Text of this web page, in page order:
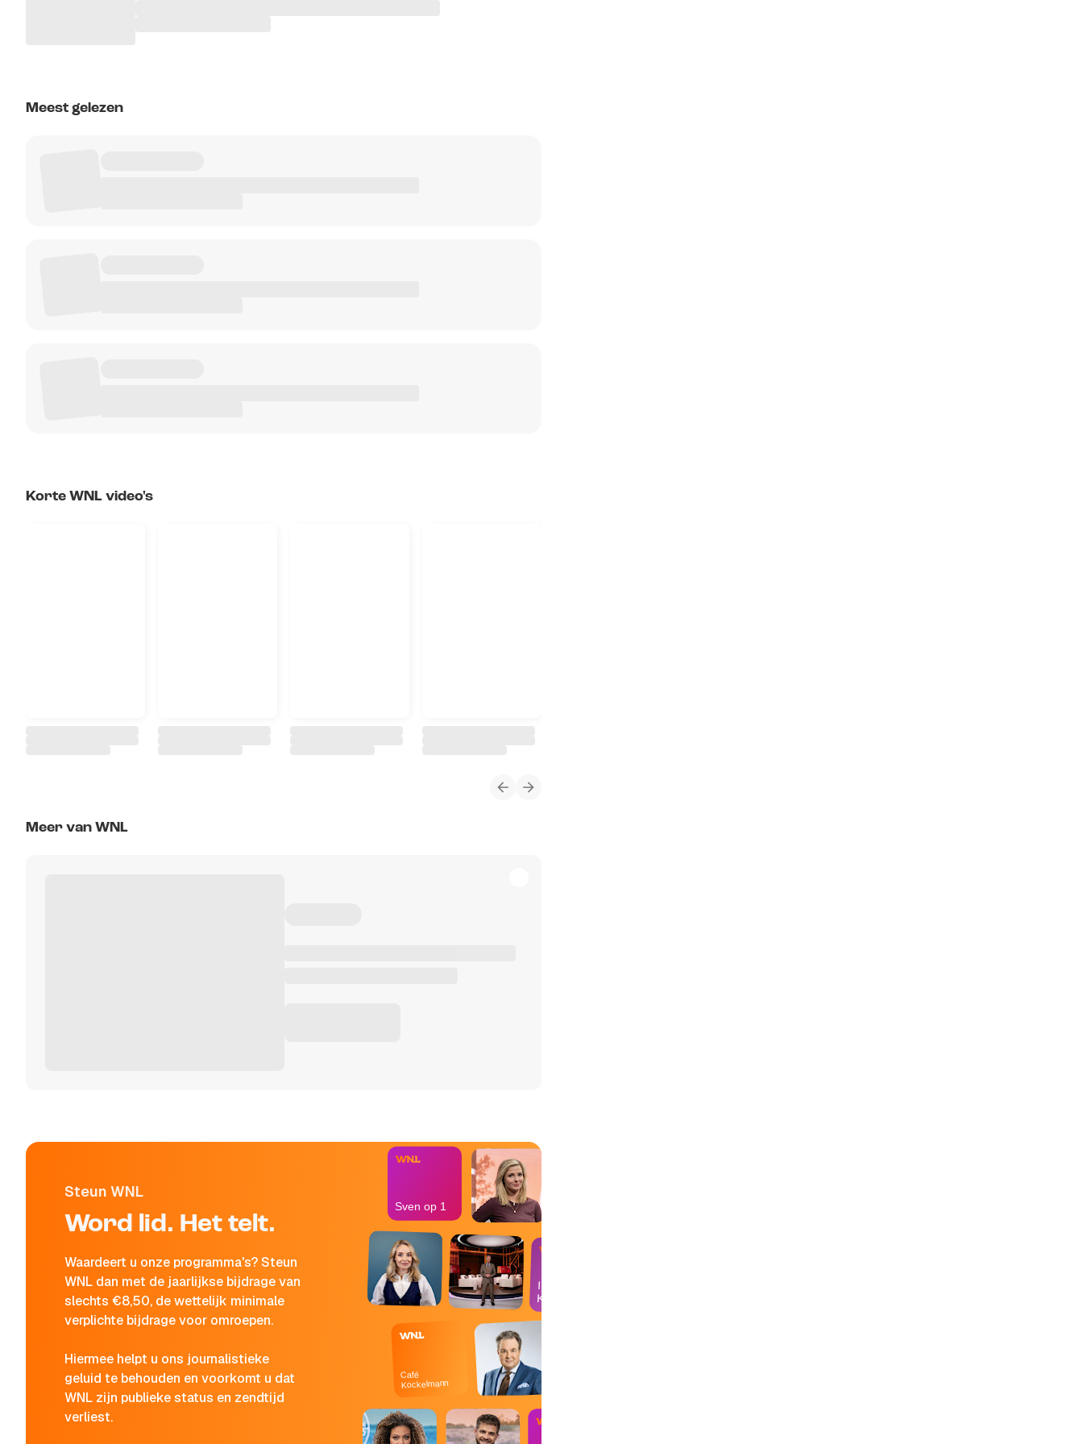
Meest gelezen
Korte WNL video's
Meer van WNL
Steun WNL
Word lid. Het telt.
Waardeert u onze programma's? Steun
WNL dan met de jaarlijkse bijdrage van
slechts €8,50, de wettelijk minimale
verplichte bijdrage voor omroepen.
Hiermee helpt u ons journalistieke
geluid te behouden en voorkomt u dat
WNL zijn publieke status en zendtijd
verliest.
Café
Kockelmann
In de
Kantine
Sven op 1